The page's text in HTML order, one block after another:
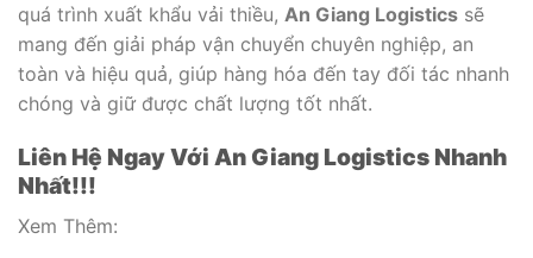
quá trình xuất khẩu vải thiều, An Giang Logistics sẽ
mang đến giải pháp vận chuyển chuyên nghiệp, an
toàn và hiệu quả, giúp hàng hóa đến tay đối tác nhanh
chóng và giữ được chất lượng tốt nhất.
Liên Hệ Ngay Với An Giang Logistics Nhanh
Nhất!!!
Xem Thêm: